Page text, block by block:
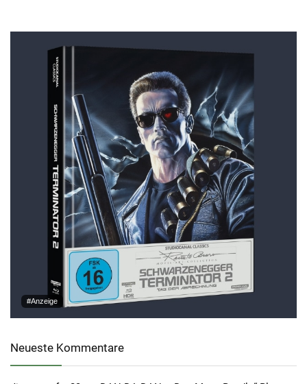
#Anzeige
Neueste Kommentare